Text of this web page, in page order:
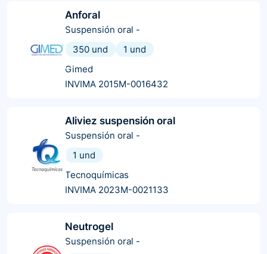
Anforal
Suspensión oral -
350 und
1 und
Gimed
INVIMA 2015M-0016432
Aliviez suspensión oral
Suspensión oral -
1 und
Tecnoquímicas
INVIMA 2023M-0021133
Neutrogel
Suspensión oral -